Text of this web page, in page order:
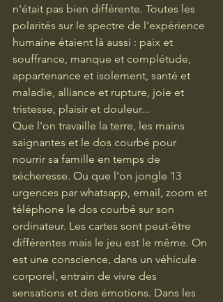
n'était pas bien différente. Toutes les
polarités sur le spectre de l'expérience
humaine étaient là aussi : paix et
souffrance, manque et complétude,
appartenance et isolement, santé et
maladie, alliance et rupture, joie et
tristesse, plaisir et douleur...
Que l'on travaille la terre, les mains
saignantes et le dos courbé pour
nourrir sa famille en temps de
sécheresse. Ou que l'on jongle 13
urgences par whatsapp, email, zoom et
téléphone le dos courbé sur son
ordinateur. Les cartes sont peut-être
différentes mais le jeu est le même. On
est une conscience, dans un véhicule
corporel, entrain de vivre des
sensations et des émotions. Dans les